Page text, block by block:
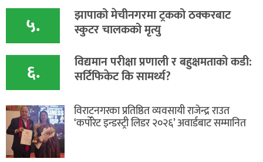
५. ​झापाको मेचीनगरमा ट्रकको ठक्करबाट
स्कुटर चालकको मृत्यु
६. विद्यमान परीक्षा प्रणाली र बहुक्षमताको कडी:
सर्टिफिकेट कि सामर्थ्य?
विराटनगरका प्रतिष्ठित व्यवसायी राजेन्द्र राउत
‘कर्पोरेट इन्डस्ट्री लिडर २०२६’ अवार्डबाट सम्मानित